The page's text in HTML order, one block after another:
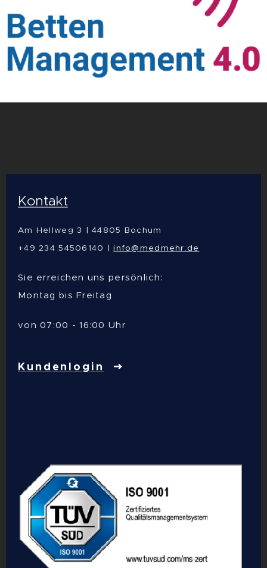
Kontakt
Am Hellweg 3 | 44805 Bochum
+49 234 54506140 |info@medmehr.de
Sie erreichen uns persönlich:
Montag bis Freitag
von 07:00 - 16:00 Uhr
Kundenlogin